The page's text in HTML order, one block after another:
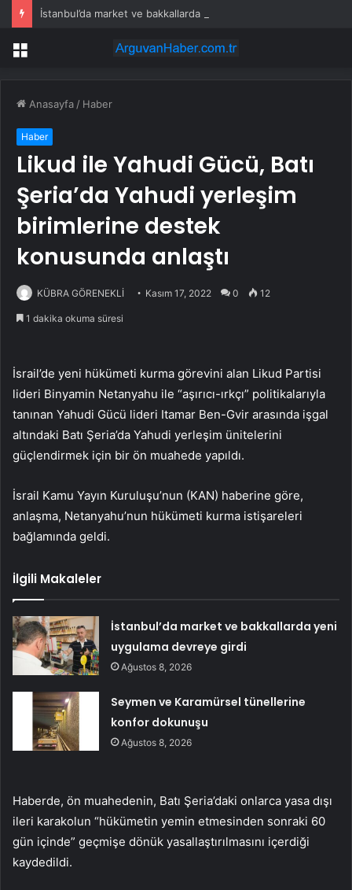
Menü
Anasayfa / Haber
Haber
Likud ile Yahudi Gücü, Batı
Şeria’da Yahudi yerleşim
birimlerine destek
konusunda anlaştı
KÜBRA GÖRENEKLİ Kasım 17, 2022 0 12
1 dakika okuma süresi
İsrail’de yeni hükümeti kurma görevini alan Likud Partisi
lideri Binyamin Netanyahu ile “aşırıcı-ırkçı” politikalarıyla
tanınan Yahudi Gücü lideri Itamar Ben-Gvir arasında işgal
altındaki Batı Şeria’da Yahudi yerleşim ünitelerini
güçlendirmek için bir ön muahede yapıldı.
İsrail Kamu Yayın Kuruluşu’nun (KAN) haberine göre,
anlaşma, Netanyahu’nun hükümeti kurma istişareleri
bağlamında geldi.
İlgili Makaleler
İstanbul’da market ve bakkallarda yeni
uygulama devreye girdi
Ağustos 8, 2026
Seymen ve Karamürsel tünellerine
konfor dokunuşu
Ağustos 8, 2026
Haberde, ön muahedenin, Batı Şeria’daki onlarca yasa dışı
ileri karakolun “hükümetin yemin etmesinden sonraki 60
gün içinde” geçmişe dönük yasallaştırılmasını içerdiği
kaydedildi.